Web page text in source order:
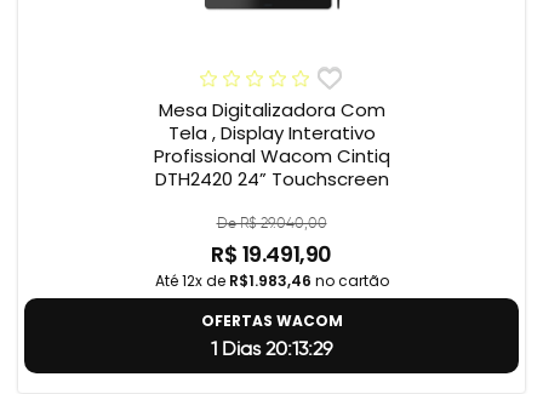
Mesa Digitalizadora Com
Tela , Display Interativo
Profissional Wacom Cintiq
DTH2420 24” Touchscreen
De R$ 29.040,00
R$ 19.491,90
Até 12x de R$1.983,46 no cartão
OFERTAS WACOM
1 Dias 20:13:28